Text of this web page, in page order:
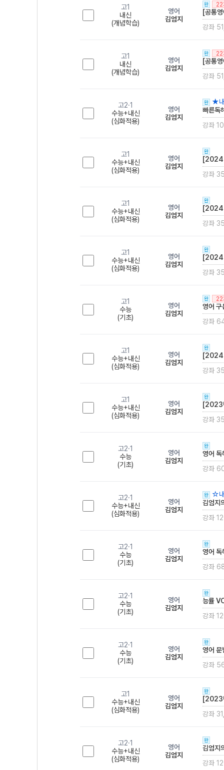
고1
내신
(개념학습)
영어
김엄지
완 22
[공통
강좌
고1
내신
(개념학습)
영어
김엄지
완 22
[공통
강좌
고2·1
수능+내신
(심화적용)
영어
김엄지
완 ★
빠른독
강좌
고1
수능+내신
(심화적용)
영어
김엄지
완
[2024
강좌
고1
수능+내신
(심화적용)
영어
김엄지
완
[2024
강좌
고1
수능+내신
(심화적용)
영어
김엄지
완
[2024
강좌
고1
수능
(기초)
영어
김엄지
완 22
영어
강좌
고1
수능+내신
(심화적용)
영어
김엄지
완
[2024
강좌
고1
수능+내신
(심화적용)
영어
김엄지
완
[2023
강좌
고2·1
수능
(기초)
영어
김엄지
완
영어
강좌
고2·1
수능+내신
(심화적용)
영어
김엄지
완 ☆
김엄지
강좌
고2·1
수능
(기초)
영어
김엄지
완
영어
강좌
고2·1
수능
(기초)
영어
김엄지
완
능률
강좌
고2·1
수능
(기초)
영어
김엄지
완
영어
강좌
고1
수능+내신
(심화적용)
영어
김엄지
완
[2023
강좌
고2·1
수능+내신
(심화적용)
영어
김엄지
완
김엄지
강좌